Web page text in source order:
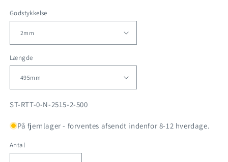
Godstykkelse
Længde
SKU:
ST-RTT-0-N-2515-2-500
På fjernlager - forventes afsendt indenfor 8-12 hverdage.
Antal